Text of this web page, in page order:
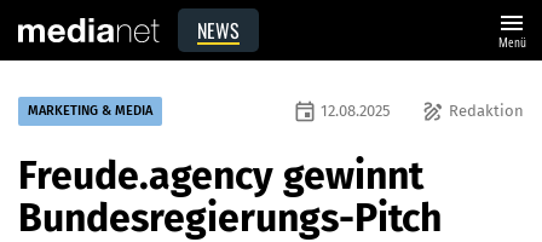
NEWS menu
Menü
MARKETING & MEDIA draw Redaktion
event 12.08.2025
Freude.agency gewinnt
Bundesregierungs-Pitch